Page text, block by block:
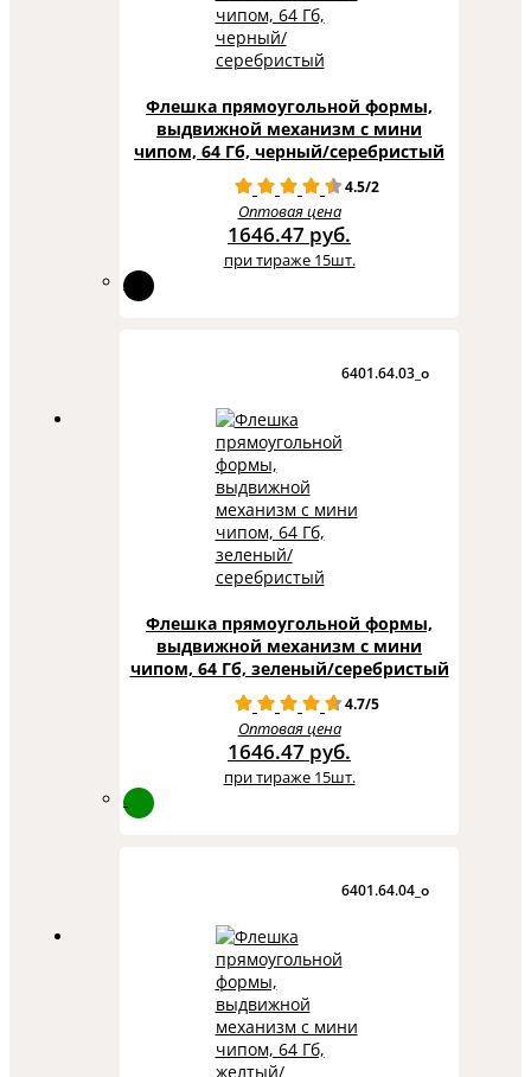
Флешка прямоугольной формы,
выдвижной механизм с мини
чипом, 64 Гб, черный/серебристый
4.5/2
Оптовая цена
1646.47 руб.
при тираже 15шт.
6401.64.03_o
Флешка прямоугольной формы,
выдвижной механизм с мини
чипом, 64 Гб, зеленый/серебристый
4.7/5
Оптовая цена
1646.47 руб.
при тираже 15шт.
6401.64.04_o